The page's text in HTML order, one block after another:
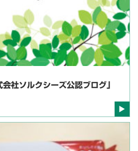
社ソルクシーズ公認ブログ」